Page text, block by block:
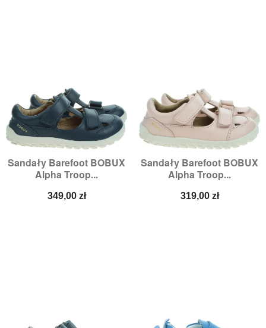
Sandały Barefoot BOBUX
Alpha Troop...
Cena
349,00 zł
Sandały Barefoot BOBUX
Alpha Troop...
Cena
319,00 zł